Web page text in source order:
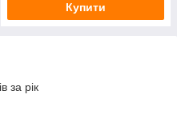
Купити
за рік